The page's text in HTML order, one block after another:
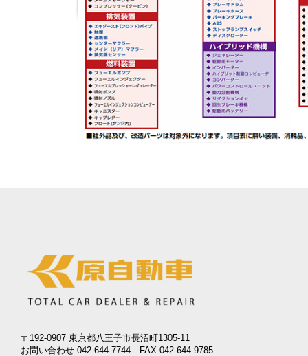
〒192-0907 東京都八王子市長沼町1305-11
お問い合わせ 042-644-7744 FAX 042-644-9785